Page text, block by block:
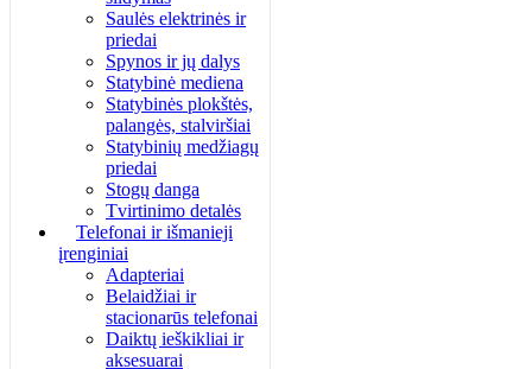
Saulės elektrinės ir
priedai
Spynos ir jų dalys
Statybinė mediena
Statybinės plokštės,
palangės, stalviršiai
Statybinių medžiagų
priedai
Stogų danga
Tvirtinimo detalės
Telefonai ir išmanieji
įrenginiai
Adapteriai
Belaidžiai ir
stacionarūs telefonai
Daiktų ieškikliai ir
aksesuarai